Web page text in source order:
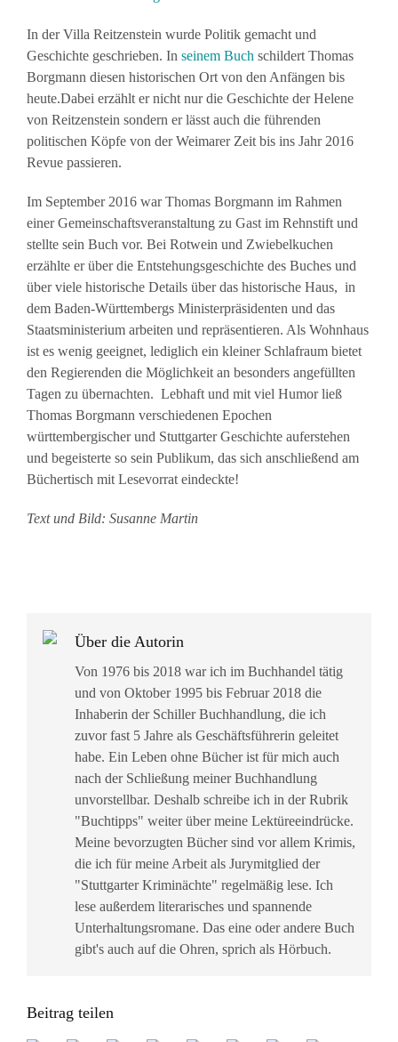
In der Villa Reitzenstein wurde Politik gemacht und
Geschichte geschrieben. In seinem Buch schildert Thomas
Borgmann diesen historischen Ort von den Anfängen bis
heute.Dabei erzählt er nicht nur die Geschichte der Helene
von Reitzenstein sondern er lässt auch die führenden
politischen Köpfe von der Weimarer Zeit bis ins Jahr 2016
Revue passieren.
Im September 2016 war Thomas Borgmann im Rahmen
einer Gemeinschaftsveranstaltung zu Gast im Rehnstift und
stellte sein Buch vor. Bei Rotwein und Zwiebelkuchen
erzählte er über die Entstehungsgeschichte des Buches und
über viele historische Details über das historische Haus, in
dem Baden-Württembergs Ministerpräsidenten und das
Staatsministerium arbeiten und repräsentieren. Als Wohnhaus
ist es wenig geeignet, lediglich ein kleiner Schlafraum bietet
den Regierenden die Möglichkeit an besonders angefüllten
Tagen zu übernachten. Lebhaft und mit viel Humor ließ
Thomas Borgmann verschiedenen Epochen
württembergischer und Stuttgarter Geschichte auferstehen
und begeisterte so sein Publikum, das sich anschließend am
Büchertisch mit Lesevorrat eindeckte!
Text und Bild: Susanne Martin
Über die Autorin
Von 1976 bis 2018 war ich im Buchhandel tätig
und von Oktober 1995 bis Februar 2018 die
Inhaberin der Schiller Buchhandlung, die ich
zuvor fast 5 Jahre als Geschäftsführerin geleitet
habe. Ein Leben ohne Bücher ist für mich auch
nach der Schließung meiner Buchhandlung
unvorstellbar. Deshalb schreibe ich in der Rubrik
"Buchtipps" weiter über meine Lektüreeindrücke.
Meine bevorzugten Bücher sind vor allem Krimis,
die ich für meine Arbeit als Jurymitglied der
"Stuttgarter Kriminächte" regelmäßig lese. Ich
lese außerdem literarisches und spannende
Unterhaltungsromane. Das eine oder andere Buch
gibt's auch auf die Ohren, sprich als Hörbuch.
Beitrag teilen